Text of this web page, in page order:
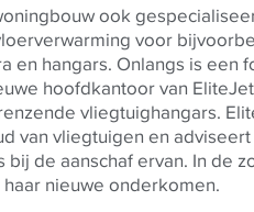
ook
voor
en hangars. Onlangs is een
hoofdkantoor van
vliegtuighangars.
van vliegtuigen en
de aanschaf ervan. In de
nieuwe onderkomen.